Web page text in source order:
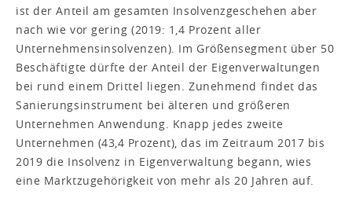
ist der Anteil am gesamten Insolvenzgeschehen aber
nach wie vor gering (2019: 1,4 Prozent aller
Unternehmensinsolvenzen). Im Größensegment über 50
Beschäftigte dürfte der Anteil der Eigenverwaltungen
bei rund einem Drittel liegen. Zunehmend findet das
Sanierungsinstrument bei älteren und größeren
Unternehmen Anwendung. Knapp jedes zweite
Unternehmen (43,4 Prozent), das im Zeitraum 2017 bis
2019 die Insolvenz in Eigenverwaltung begann, wies
eine Marktzugehörigkeit von mehr als 20 Jahren auf.